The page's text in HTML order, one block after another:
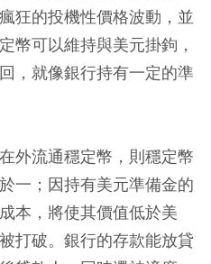
狂的投機性價格波動，並
幣可以維持與美元掛鉤，
，就像銀行持有一定的準
外流通穩定幣，則穩定幣
一；因持有美元準備金的
本，將使其價值低於美
打破。銀行的存款能放貸